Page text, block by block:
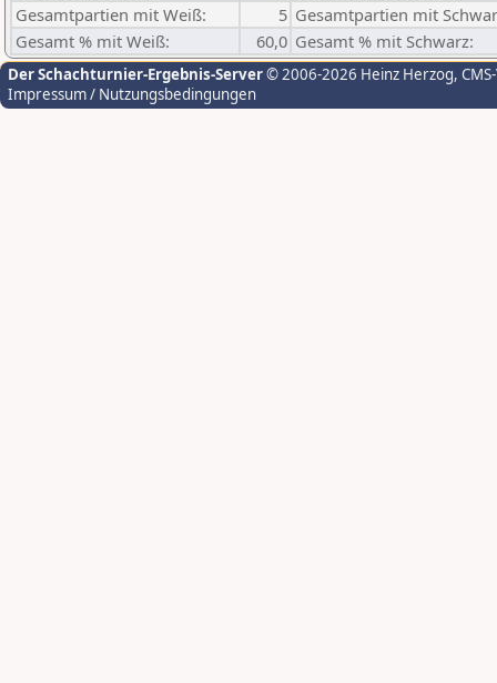
Gesamtpartien mit Weiß:
5 Gesamtpartien mit
Gesamt % mit Weiß:
60,0 Gesamt % mit Schwarz:
Der Schachturnier-Ergebnis-Server© 2006-2026 Heinz Herzog,
Impressum / Nutzungsbedingungen